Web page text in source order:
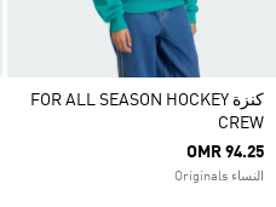
كنزة FOR ALL SEASON HOCKEY
CREW
OMR 94.25
النساء Originals